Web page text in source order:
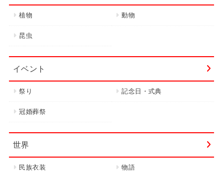
植物 動物
昆虫
イベント
祭り 記念日・式典
冠婚葬祭
世界
民族衣装 物語